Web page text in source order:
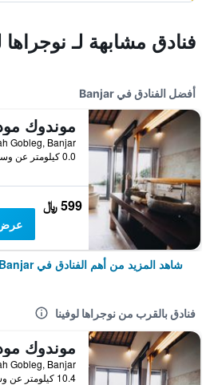
فنادق مشابهة لـ نوجراها
أفضل الفنادق في Banjar
0.0 كيلومتر عن وسط المدينة
599 ﷼
شاهد المزيد من أهم الفنادق في Banjar
فنادق بالقرب من نوجراها لوفينا
10.4 كيلومتر عن وسط المدينة